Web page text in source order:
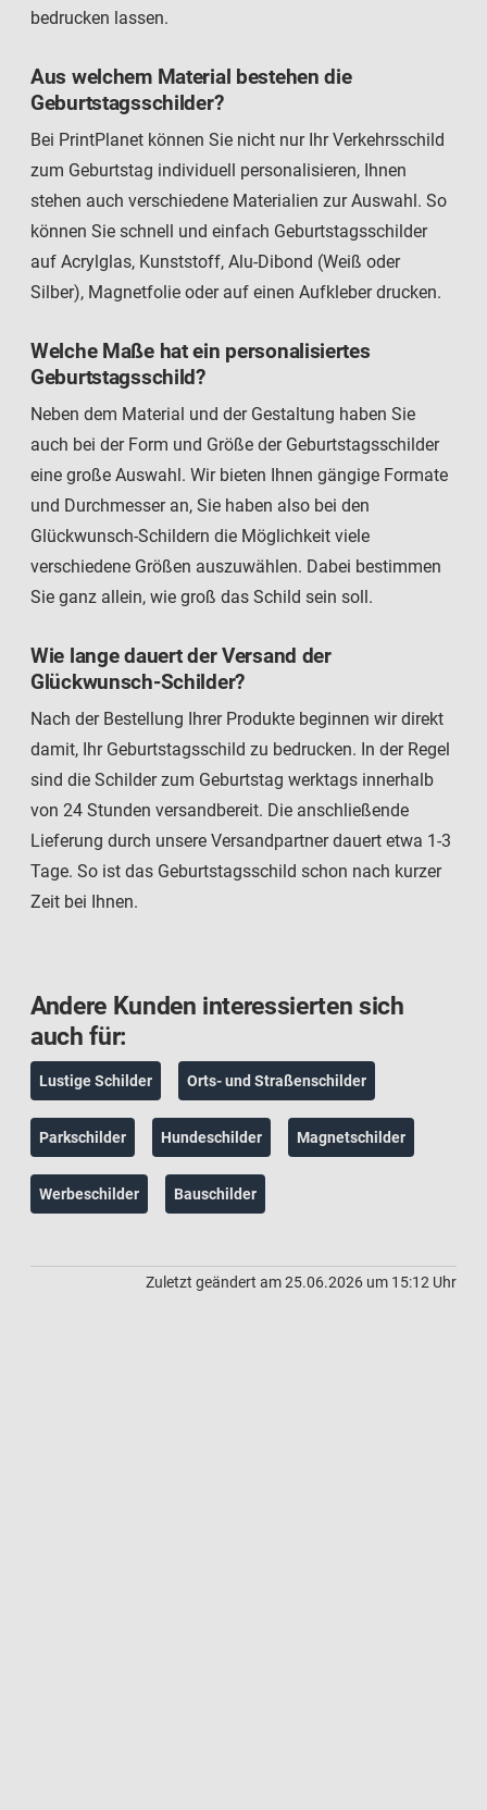
bedrucken lassen.
Aus welchem Material bestehen die
Geburtstagsschilder?
Bei PrintPlanet können Sie nicht nur Ihr Verkehrsschild
zum Geburtstag individuell personalisieren, Ihnen
stehen auch verschiedene Materialien zur Auswahl. So
können Sie schnell und einfach Geburtstagsschilder
auf Acrylglas, Kunststoff, Alu-Dibond (Weiß oder
Silber), Magnetfolie oder auf einen Aufkleber drucken.
Welche Maße hat ein personalisiertes
Geburtstagsschild?
Neben dem Material und der Gestaltung haben Sie
auch bei der Form und Größe der Geburtstagsschilder
eine große Auswahl. Wir bieten Ihnen gängige Formate
und Durchmesser an, Sie haben also bei den
Glückwunsch-Schildern die Möglichkeit viele
verschiedene Größen auszuwählen. Dabei bestimmen
Sie ganz allein, wie groß das Schild sein soll.
Wie lange dauert der Versand der
Glückwunsch-Schilder?
Nach der Bestellung Ihrer Produkte beginnen wir direkt
damit, Ihr Geburtstagsschild zu bedrucken. In der Regel
sind die Schilder zum Geburtstag werktags innerhalb
von 24 Stunden versandbereit. Die anschließende
Lieferung durch unsere Versandpartner dauert etwa 1-3
Tage. So ist das Geburtstagsschild schon nach kurzer
Zeit bei Ihnen.
Andere Kunden interessierten sich
auch für:
Lustige Schilder Orts- und Straßenschilder
Parkschilder Hundeschilder Magnetschilder
Werbeschilder Bauschilder
Zuletzt geändert am 25.06.2026 um 15:12 Uhr